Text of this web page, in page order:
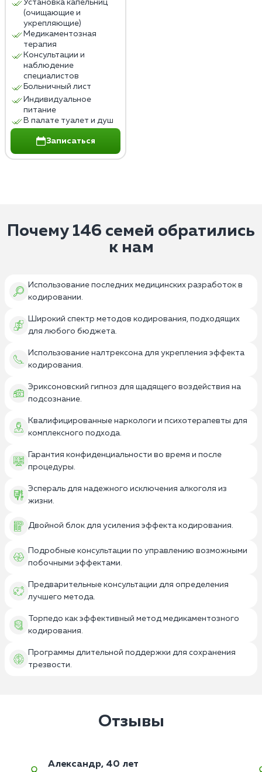
Установка капельниц
(очищающие и
укрепляющие)
Медикаментозная
терапия
Консультации и
наблюдение
специалистов
Больничный лист
Индивидуальное
питание
В палате туалет и душ
Записаться
Почему 146 семей обратились
к нам
Использование последних медицинских разработок в
кодировании.
Широкий спектр методов кодирования, подходящих
для любого бюджета.
Использование налтрексона для укрепления эффекта
кодирования.
Эриксоновский гипноз для щадящего воздействия на
подсознание.
Квалифицированные наркологи и психотерапевты для
комплексного подхода.
Гарантия конфиденциальности во время и после
процедуры.
Эспераль для надежного исключения алкоголя из
жизни.
Двойной блок для усиления эффекта кодирования.
Подробные консультации по управлению возможными
побочными эффектами.
Предварительные консультации для определения
лучшего метода.
Торпедо как эффективный метод медикаментозного
кодирования.
Программы длительной поддержки для сохранения
трезвости.
Отзывы
Александр, 40 лет